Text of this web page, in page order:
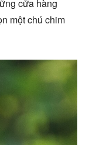
cửa hàng
một chú chim